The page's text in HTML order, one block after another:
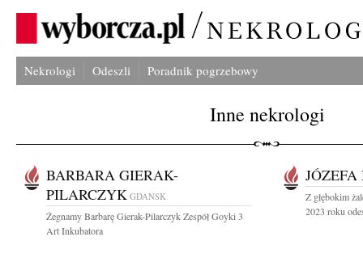
Nekrologi Odeszli Poradnik pogrzebowy
Inne nekrologi
BARBARA GIERAK-
PILARCZYK GDAŃSK
Żegnamy Barbarę Gierak-Pilarczyk Zespół Goyki 3
Art Inkubatora
Z głębokim
2023 roku